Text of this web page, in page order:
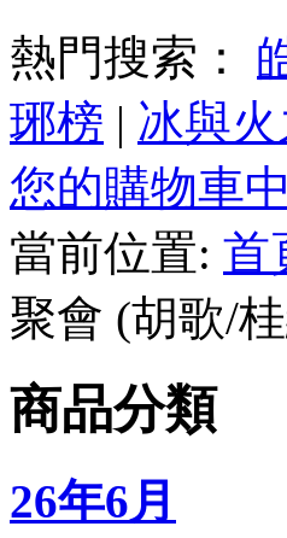
熱門搜索：
琊榜 | 冰與
您的購物車
當前位置: 首
聚會 (胡歌/
商品分類
26年6月